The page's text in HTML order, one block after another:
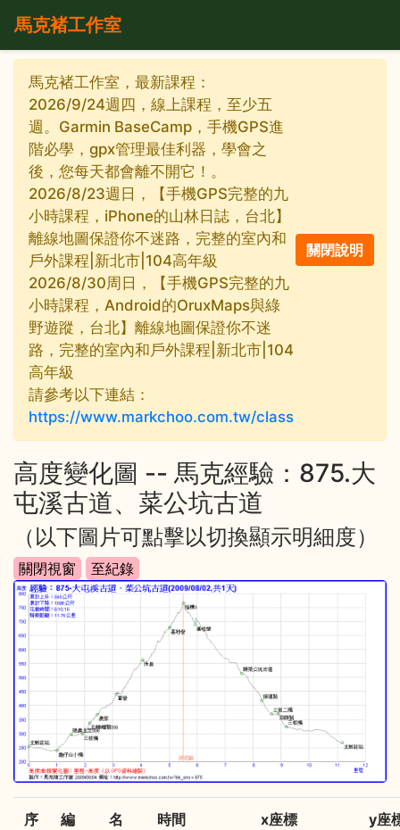
馬克褚工作室
馬克褚工作室，最新課程：
2026/9/24週四，線上課程，至少五
週。Garmin BaseCamp，手機GPS進
階必學，gpx管理最佳利器，學會之
後，您每天都會離不開它！。
2026/8/23週日，【手機GPS完整的九
小時課程，iPhone的山林日誌，台北】
離線地圖保證你不迷路，完整的室內和
戶外課程|新北市|104高年級
2026/8/30周日，【手機GPS完整的九
小時課程，Android的OruxMaps與綠
野遊蹤，台北】離線地圖保證你不迷
路，完整的室內和戶外課程|新北市|104
高年級
請參考以下連結：
https://www.markchoo.com.tw/class
高度變化圖 -- 馬克經驗：875.大
屯溪古道、菜公坑古道
（以下圖片可點擊以切換顯示明細度）
序
編
名
時間 x座標 y座